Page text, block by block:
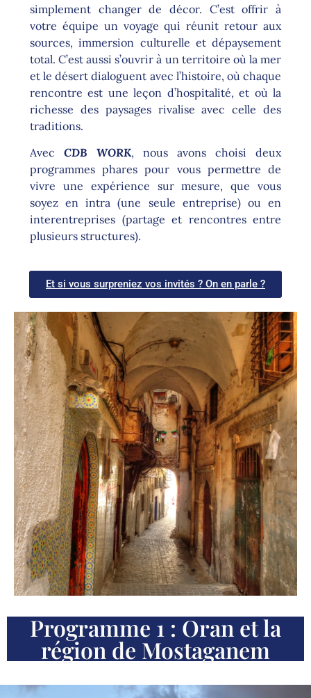
simplement changer de décor. C’est offrir à
votre équipe un voyage qui réunit retour aux
sources, immersion culturelle et dépaysement
total. C’est aussi s’ouvrir à un territoire où la mer
et le désert dialoguent avec l’histoire, où chaque
rencontre est une leçon d’hospitalité, et où la
richesse des paysages rivalise avec celle des
traditions.
Avec CDB WORK, nous avons choisi deux
programmes phares pour vous permettre de
vivre une expérience sur mesure, que vous
soyez en intra (une seule entreprise) ou en
interentreprises (partage et rencontres entre
plusieurs structures).
Et si vous surpreniez vos invités ? On en parle ?
Programme 1 : Oran et la
région de Mostaganem